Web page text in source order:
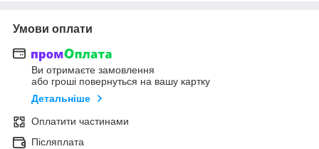
Умови оплати
Ви отримаєте замовлення
або гроші повернуться на вашу картку
Детальніше
Оплатити частинами
Післяплата